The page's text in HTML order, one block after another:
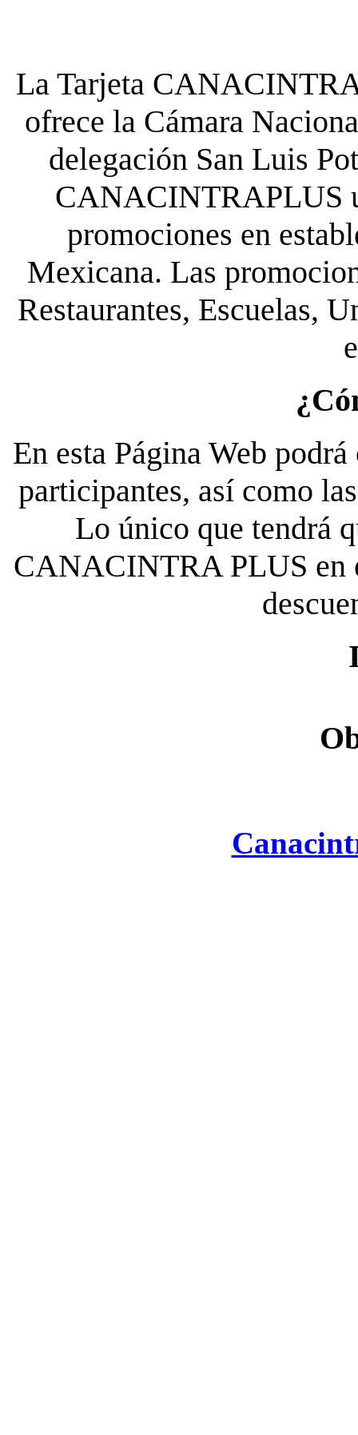
La Tarjeta
ofrece la Cámara
delegación San Luis
CANACINTRAPLUS
promociones en
Mexicana. Las
Restaurantes, Escuelas,
En esta Página Web
participantes, así como
Lo único que tendrá
CANACINTRA PLUS en